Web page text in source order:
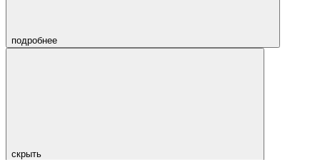
подробнее
скрыть